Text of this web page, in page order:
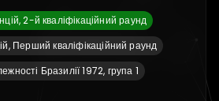
2-й кваліфікаційний раунд
Перший кваліфікаційний раунд
Бразилії 1972, група 1